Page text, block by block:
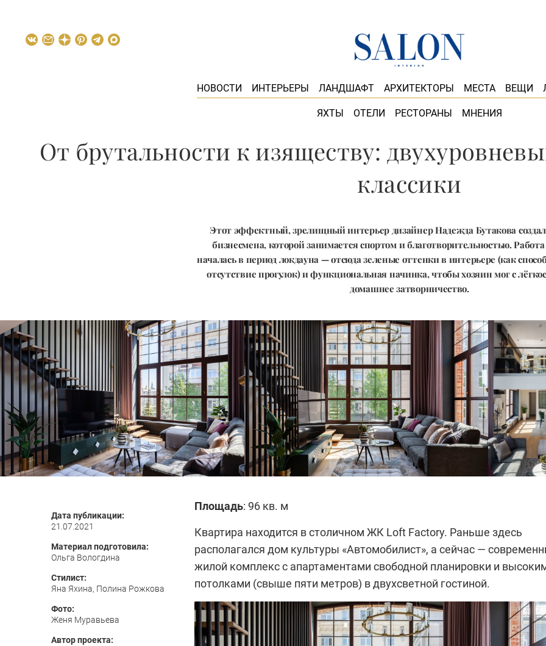
НОВОСТИ ИНТЕРЬЕРЫ ЛАНДШАФТ АРХИТЕКТОРЫ МЕСТА ВЕЩИ
ЯХТЫ ОТЕЛИ РЕСТОРАНЫ МНЕНИЯ
От брутальности к изяществу:
классики
Этот эффектный, зрелищный интерьер дизайнер Надежда Бутакова
бизнесмена, которой занимается спортом и благотворительностью.
началась в период локдауна — отсюда зеленые оттенки в интерьере (как
отсутствие прогулок) и функциональная начинка, чтобы хозяин мог с
домашнее затворничество.
Дата публикации:
21.07.2021
Материал подготовила:
Ольга Вологдина
Стилист:
Яна Яхина, Полина Рожкова
Фото:
Женя Муравьева
Автор проекта:
Площадь: 96 кв. м
Квартира находится в столичном ЖК Loft Factory. Раньше здесь
располагался дом культуры «Автомобилист», а сейчас —
жилой комплекс с апартаментами свободной планировки и
потолками (свыше пяти метров) в двухсветной гостиной.